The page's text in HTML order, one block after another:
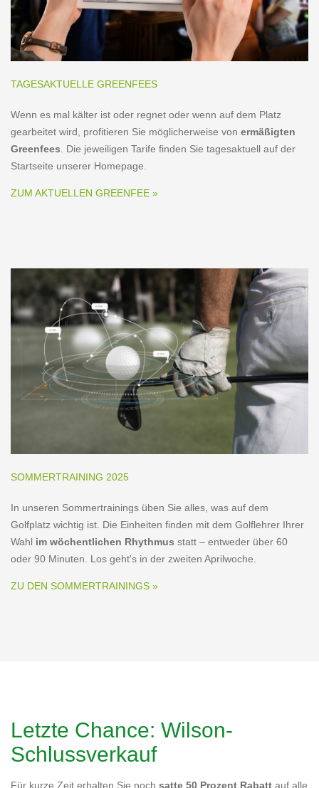
TAGESAKTUELLE GREENFEES
Wenn es mal kälter ist oder regnet oder wenn auf dem Platz
gearbeitet wird, profitieren Sie möglicherweise von ermäßigten
Greenfees . Die jeweiligen Tarife finden Sie tagesaktuell auf der
Startseite unserer Homepage.
ZUM AKTUELLEN GREENFEE »
SOMMERTRAINING 2025
In unseren Sommertrainings üben Sie alles, was auf dem
Golfplatz wichtig ist. Die Einheiten finden mit dem Golflehrer Ihrer
Wahl im wöchentlichen Rhythmus statt – entweder über 60
oder 90 Minuten. Los geht's in der zweiten Aprilwoche.
ZU DEN SOMMERTRAININGS »
Letzte Chance: Wilson-
Schlussverkauf
Für kurze Zeit erhalten Sie noch satte 50 Prozent Rabatt auf alle